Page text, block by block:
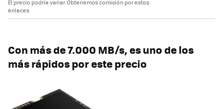
El precio podría variar. Obtenemos comisión por estos
enlaces
Con más de 7.000 MB/s, es uno de los
más rápidos por este precio